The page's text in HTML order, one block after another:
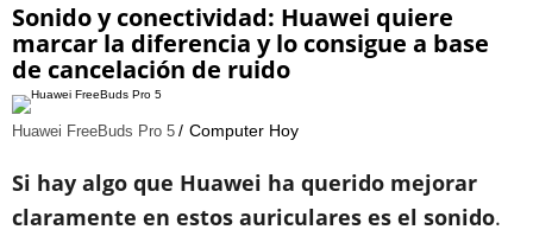
​Sonido y conectividad: Huawei quiere
marcar la diferencia y lo consigue a base
de cancelación de ruido
Huawei FreeBuds Pro 5 Computer Hoy
Si hay algo que Huawei ha querido mejorar
claramente en estos auriculares es el sonido.